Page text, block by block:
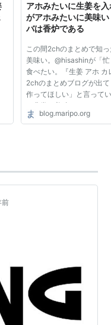
アホみたいに生姜を
がアホみたいに美味
バは香炉である
この間2chのまとめで知
美味い。@hisashinが「
食べたい。『生姜 アホ
2chのまとめブログが出
作ってほしい」と言って
ろ非常に美味かったので
ってしまった。たっぷり
blog.maripo.org
前